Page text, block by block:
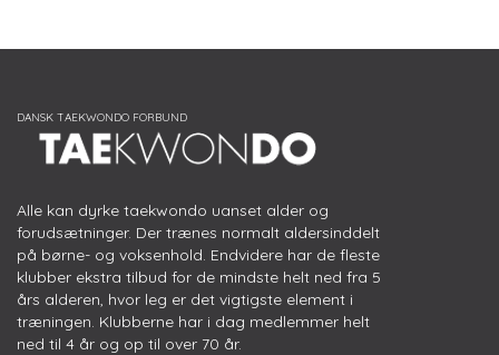
Alle kan dyrke taekwondo uanset alder og
forudsætninger. Der trænes normalt aldersinddelt
på børne- og voksenhold. Endvidere har de fleste
klubber ekstra tilbud for de mindste helt ned fra 5
års alderen, hvor leg er det vigtigste element i
træningen. Klubberne har i dag medlemmer helt
ned til 4 år og op til over 70 år.